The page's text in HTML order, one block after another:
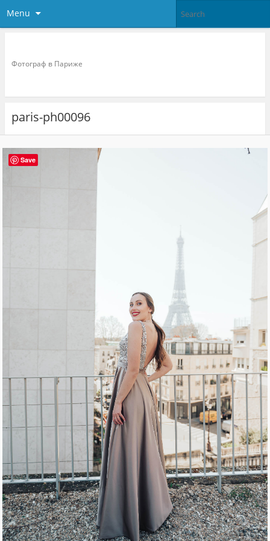
Menu
Фотограф в Париже
paris-ph00096
Save